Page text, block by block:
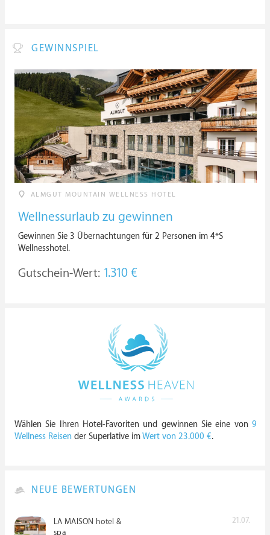
GEWINNSPIEL
ALMGUT MOUNTAIN WELLNESS HOTEL
Wellnessurlaub zu gewinnen
Gewinnen Sie 3 Übernachtungen für 2 Personen im 4*S
Wellnesshotel.
Gutschein-Wert: 1.310 €
Wählen Sie Ihren Hotel-Favoriten und gewinnen Sie eine von 9
Wellness Reisen der Superlative imWert von 23.000 €.
NEUE BEWERTUNGEN
LA MAISON hotel &
spa
21.07.